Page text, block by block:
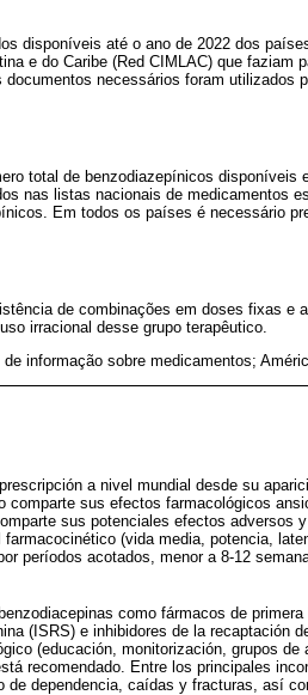
disponíveis até o ano de 2022 dos
e do Caribe (Red CIMLAC) que faziam
necessários foram utilizados
total de benzodiazepínicos disponíveis
nas listas nacionais de medicamentos
Em todos os países é necessário
de combinações em doses fixas e
irracional desse grupo terapêutico.
informação sobre medicamentos;
a nivel mundial desde su
comparte sus efectos farmacológicos
sus potenciales efectos adversos
(vida media, potencia,
períodos acotados, menor a 8-12
como fármacos de
(ISRS) e inhibidores de la recaptación
(educación, monitorización, grupos de
recomendado. Entre los principales
dependencia, caídas y fracturas, así